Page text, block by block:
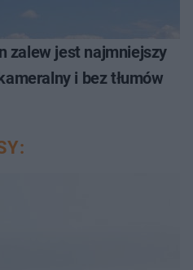
zalew jest najmniejszy
i bez tłumów